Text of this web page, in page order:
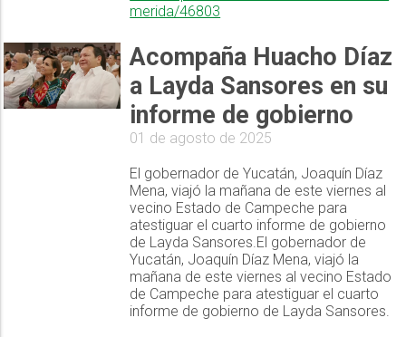
merida/46803
Acompaña Huacho Díaz
a Layda Sansores en su
informe de gobierno
01 de agosto de 2025
El gobernador de Yucatán, Joaquín Díaz
Mena, viajó la mañana de este viernes al
vecino Estado de Campeche para
atestiguar el cuarto informe de gobierno
de Layda Sansores.El gobernador de
Yucatán, Joaquín Díaz Mena, viajó la
mañana de este viernes al vecino Estado
de Campeche para atestiguar el cuarto
informe de gobierno de Layda Sansores.